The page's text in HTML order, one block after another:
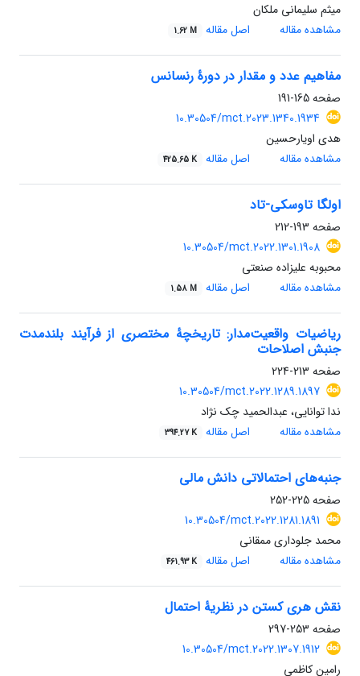
میثم سلیمانی ملکان
مشاهده مقاله
اصل مقاله 1.62 M
مفاهیم عدد و مقدار در دورۀ رنسانس
صفحه165-191
10.30504/mct.2023.1340.1934
هدی اویارحسین
مشاهده مقاله
اصل مقاله 425.65 K
اولگا تاوسکی-تاد
صفحه 193-212
10.30504/mct.2022.1301.1908
محبوبه علیزاده صنعتی
مشاهده مقاله
اصل مقاله 1.58 M
ریاضیات واقعیت‌مدار: تاریخچهٔ مختصری از فرآیند بلند‌مدت
جنبش اصلاحات
صفحه 213-224
10.30504/mct.2022.1289.1897
ندا توانایی، عبدالحمید چک نژاد
مشاهده مقاله
اصل مقاله 394.27 K
جنبه‌های احتمالاتی دانش مالی
صفحه225-252
10.30504/mct.2022.1281.1891
محمد جلوداری ممقانی
مشاهده مقاله
اصل مقاله 461.93 K
نقش هری کستن در نظریۀ احتمال‎
صفحه 253-297
10.30504/mct.2022.1307.1912
رامین کاظمی